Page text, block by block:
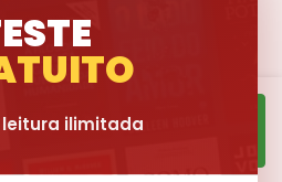
Ler ➜
leitura ilimitada